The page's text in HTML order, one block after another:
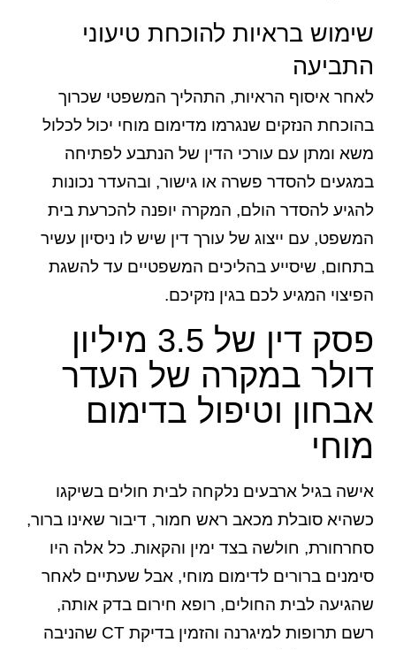
שימוש בראיות להוכחת טיעוני
התביעה
לאחר איסוף הראיות, התהליך המשפטי שכרוך
בהוכחת הנזקים שנגרמו מדימום מוחי יכול לכלול
משא ומתן עם עורכי הדין של הנתבע לפתיחה
במגעים להסדר פשרה או גישור, ובהעדר נכונות
להגיע להסדר הולם, המקרה יופנה להכרעת בית
המשפט, עם ייצוג של עורך דין שיש לו ניסיון עשיר
בתחום, שיסייע בהליכים המשפטיים עד להשגת
הפיצוי המגיע לכם בגין נזקיכם.
פסק דין של 3.5 מיליון
דולר במקרה של העדר
אבחון וטיפול בדימום
מוחי
אישה בגיל ארבעים נלקחה לבית חולים בשיקגו
כשהיא סובלת מכאב ראש חמור, דיבור שאינו ברור,
סחרחורת, חולשה בצד ימין והקאות. כל אלה היו
סימנים ברורים לדימום מוחי, אבל שעתיים לאחר
שהגיעה לבית החולים, רופא חירום בדק אותה,
רשם תרופות למיגרנה והזמין בדיקת CT שהניבה